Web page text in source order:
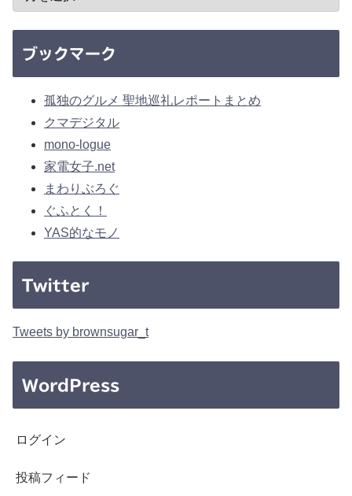
ブックマーク
孤独のグルメ 聖地巡礼レポートまとめ
クマデジタル
mono-logue
家電女子.net
まわりぶろぐ
ぐふとく！
YAS的なモノ
Twitter
Tweets by brownsugar_t
WordPress
ログイン
投稿フィード